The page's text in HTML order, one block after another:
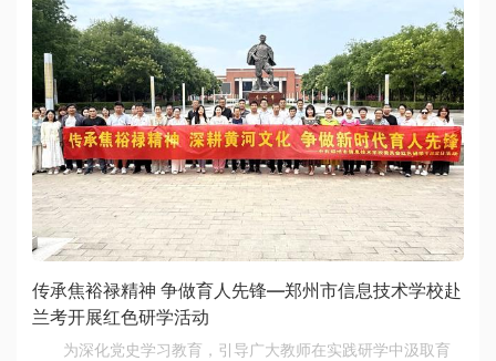
传承焦裕禄精神 争做育人先锋—郑州市信息技术学校赴
兰考开展红色研学活动
为深化党史学习教育，引导广大教师在实践研学中汲取育